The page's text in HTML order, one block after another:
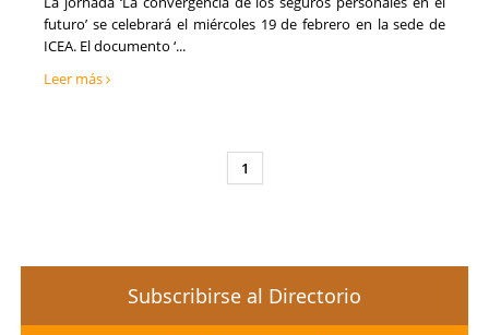
Teruel
Toledo
Valladolid
Ventas y Comercial
futuro’ se celebrará el miércoles 19 de febrero en la sede de
ICEA. El documento ‘...
Leer más
1
Subscribirse al Directorio